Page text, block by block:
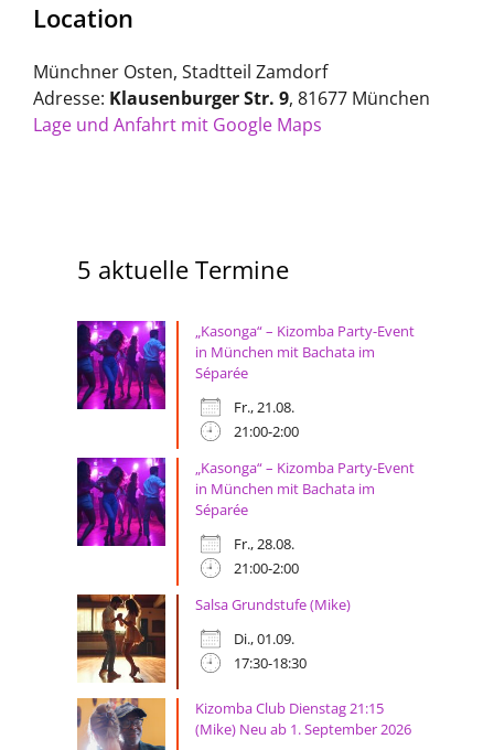
Location
Münchner Osten, Stadtteil Zamdorf
Adresse: Klausenburger Str. 9, 81677 München
Lage und Anfahrt mit Google Maps
5 aktuelle Termine
„Kasonga“ – Kizomba Party-Event
in München mit Bachata im
Séparée
Fr., 21.08.
21:00-2:00
„Kasonga“ – Kizomba Party-Event
in München mit Bachata im
Séparée
Fr., 28.08.
21:00-2:00
Salsa Grundstufe (Mike)
Di., 01.09.
17:30-18:30
Kizomba Club Dienstag 21:15
(Mike) Neu ab 1. September 2026